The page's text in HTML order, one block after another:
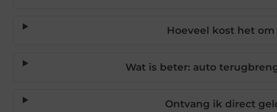
Hoeveel kost het
Wat is beter: auto
Ontvang ik direct